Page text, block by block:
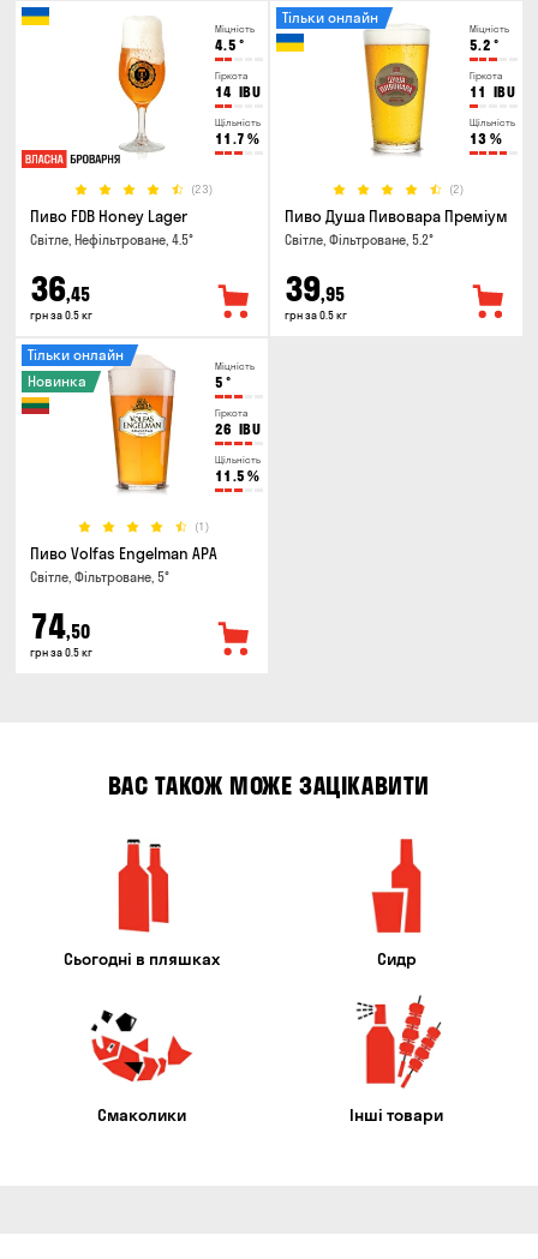
Міцність
4.5 °
Гіркота
14 IBU
Щільність
11.7 %
(23)
Пиво FDB Honey Lager
Світле, Нефільтроване, 4.5°
36,45
грн за 0.5 кг
Міцність
5.2 °
Гіркота
11 IBU
Щільність
13 %
(2)
Тільки онлайн
Пиво Душа Пивовара Преміум
Світле, Фільтроване, 5.2°
39,95
грн за 0.5 кг
Міцність
5 °
Гіркота
26 IBU
Щільність
11.5 %
(1)
Тільки онлайн
Новинка
Пиво Volfas Engelman APA
Світле, Фільтроване, 5°
74,50
грн за 0.5 кг
ВАС ТАКОЖ МОЖЕ ЗАЦІКАВИТИ
Сьогодні в пляшках Сидр
Смаколики Інші товари